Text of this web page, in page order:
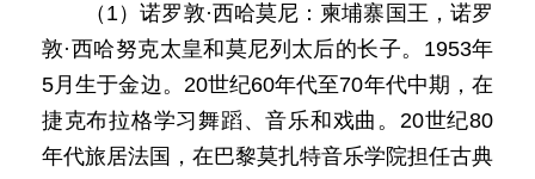
（1）诺罗敦·西哈莫尼：柬埔寨国王，诺罗
敦·西哈努克太皇和莫尼列太后的长子。1953年
5月生于金边。20世纪60年代至70年代中期，在
捷克布拉格学习舞蹈、音乐和戏曲。20世纪80
年代旅居法国，在巴黎莫扎特音乐学院担任古典